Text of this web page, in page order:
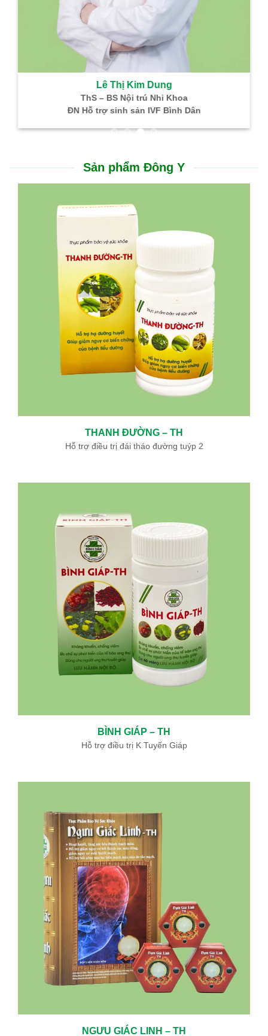
Lê Thị Kim Dung
ThS – BS Nội trú Nhi Khoa
ĐN Hỗ trợ sinh sản IVF Bình Dân
Sản phẩm Đông Y
THANH ĐƯỜNG – TH
Hỗ trợ điều trị đái tháo đường tuýp 2
BÌNH GIÁP – TH
Hỗ trợ điều trị K Tuyến Giáp
NGƯU GIÁC LINH – TH